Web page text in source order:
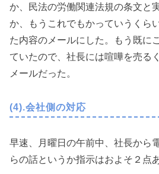
か、民法の労働関連法規の条文と
か、もうこれでもかっていうくら
た内容のメールにした。もう既に
ていたので、社長には喧嘩を売る
メールだった。
(4).会社側の対応
早速、月曜日の午前中、社長から
らの話というか指示はおよそ２点